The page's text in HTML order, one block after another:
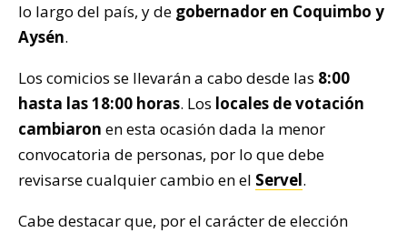
lo largo del país, y de gobernador en Coquimbo y
Aysén.
Los comicios se llevarán a cabo desde las 8:00
hasta las 18:00 horas. Los locales de votación
cambiaron en esta ocasión dada la menor
convocatoria de personas, por lo que debe
revisarse cualquier cambio en el Servel.
Cabe destacar que, por el carácter de elección